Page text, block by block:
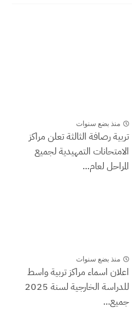
منذ بضع سنوات
تربية رصافة الثالثة تعلن مراكز
الامتحانات التمهيدية لجميع
المراحل لعام...
منذ بضع سنوات
اعلان اسماء مراكز تربية واسط
للدراسة الخارجية لسنة 2025
جميع...